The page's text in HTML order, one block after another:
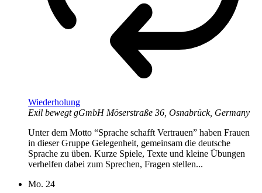
Wiederholung
Exil bewegt gGmbH Möserstraße 36, Osnabrück, Germany
Unter dem Motto “Sprache schafft Vertrauen” haben Frauen
in dieser Gruppe Gelegenheit, gemeinsam die deutsche
Sprache zu üben. Kurze Spiele, Texte und kleine Übungen
verhelfen dabei zum Sprechen, Fragen stellen...
Mo. 24